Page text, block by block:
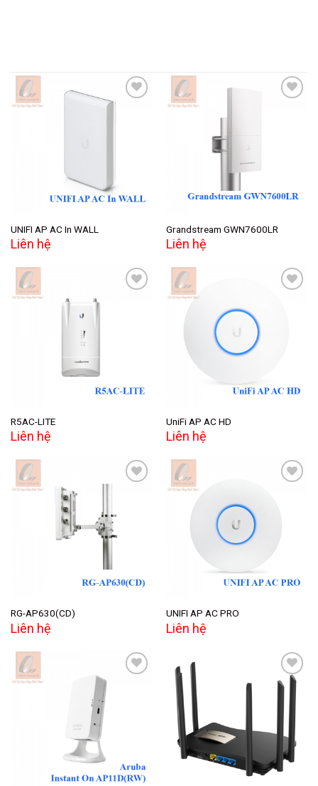
UNIFI AP AC In WALL
Liên hệ
Grandstream GWN7600LR
Liên hệ
R5AC-LITE
Liên hệ
UniFi AP AC HD
Liên hệ
RG-AP630(CD)
Liên hệ
UNIFI AP AC PRO
Liên hệ
Add to
wishlist